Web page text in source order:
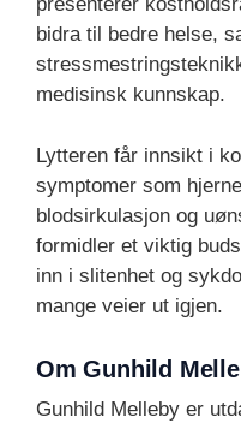
bidra til bedre helse,
medisinsk kunnskap.
Lytteren får innsikt i
symptomer som
blodsirkulasjon og
formidler et viktig
inn i slitenhet og
mange veier ut igjen.
Om Gunhild
Gunhild Melleby er